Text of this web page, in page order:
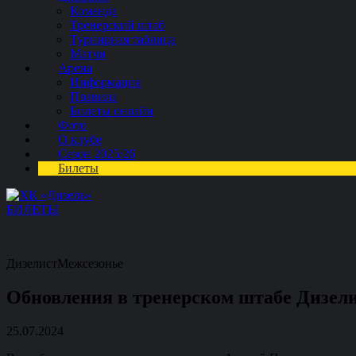
Команда
Тренерский штаб
Турнирная таблица
Матчи
Арена
Информация
Правила
Билеты онлайн
Фото
О клубе
Сезон 2025/26
Билеты
БИЛЕТЫ
ДизелистМежсезонье
Обновления в тренерском штабе
25.07.2024